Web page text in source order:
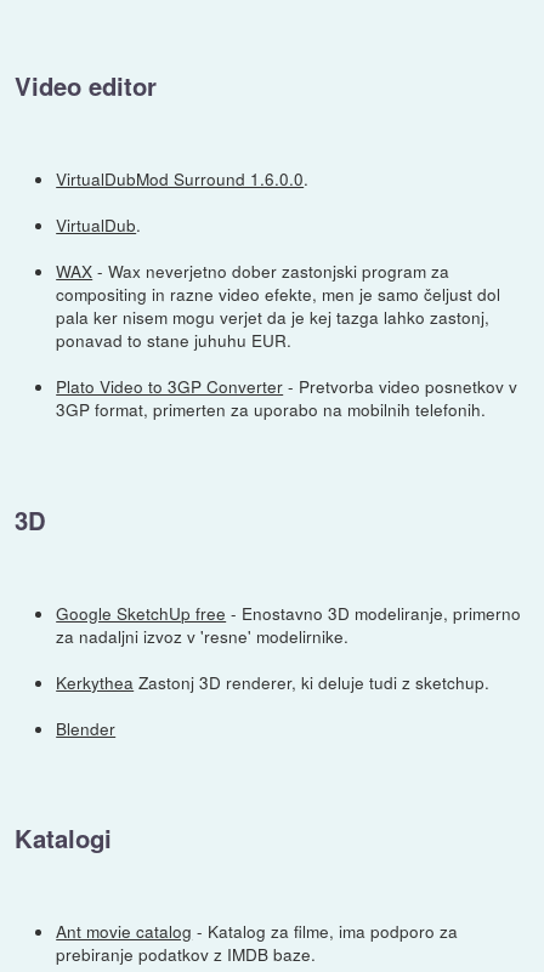
Video editor
VirtualDubMod Surround 1.6.0.0.
VirtualDub.
WAX - Wax neverjetno dober zastonjski program za
compositing in razne video efekte, men je samo čeljust dol
pala ker nisem mogu verjet da je kej tazga lahko zastonj,
ponavad to stane juhuhu EUR.
Plato Video to 3GP Converter - Pretvorba video posnetkov v
3GP format, primerten za uporabo na mobilnih telefonih.
3D
Google SketchUp free - Enostavno 3D modeliranje, primerno
za nadaljni izvoz v 'resne' modelirnike.
Kerkythea Zastonj 3D renderer, ki deluje tudi z sketchup.
Blender
Katalogi
Ant movie catalog - Katalog za filme, ima podporo za
prebiranje podatkov z IMDB baze.